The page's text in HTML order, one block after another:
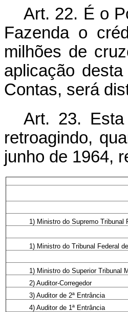
Art. 22. É o
Fazenda o
milhões de
aplicação
Contas, será
Art. 23.
retroagindo,
junho de 1964,
1) Ministro do Supremo Tribunal
1) Ministro do Tribunal Federal
1) Ministro do Superior Tribunal
2) Auditor-Corregedor
3) Auditor de 2ª Entrância
4) Auditor de 1ª Entrância